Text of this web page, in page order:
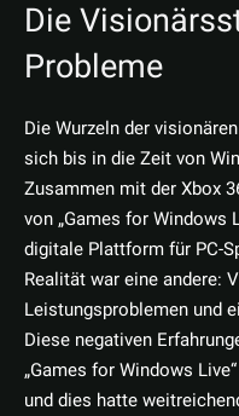
Die
Probleme
Die Wurzeln der
sich bis in die Zeit von
Zusammen mit der Xbox
von „Games for Windows
digitale Plattform für PC-
Realität war eine andere:
Leistungsproblemen und
Diese negativen
„Games for Windows
und dies hatte